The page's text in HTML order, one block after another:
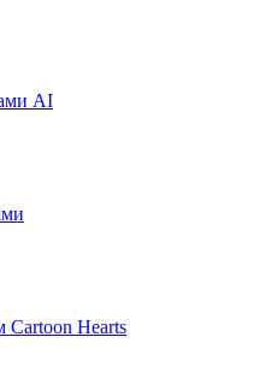
AI
Cartoon Hearts